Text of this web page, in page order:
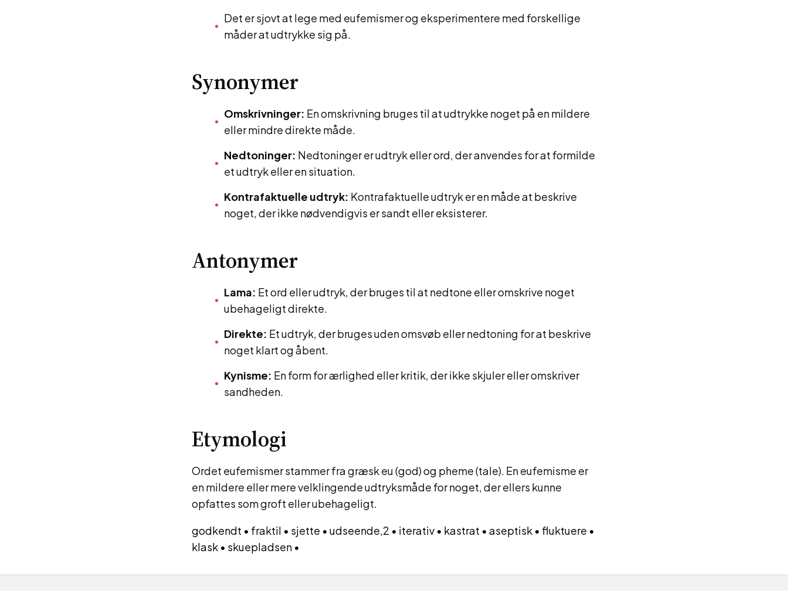
Det er sjovt at lege med eufemismer og eksperimentere med forskellige
måder at udtrykke sig på.
Synonymer
Omskrivninger: En omskrivning bruges til at udtrykke noget på en mildere
eller mindre direkte måde.
Nedtoninger: Nedtoninger er udtryk eller ord, der anvendes for at formilde
et udtryk eller en situation.
Kontrafaktuelle udtryk: Kontrafaktuelle udtryk er en måde at beskrive
noget, der ikke nødvendigvis er sandt eller eksisterer.
Antonymer
Lama: Et ord eller udtryk, der bruges til at nedtone eller omskrive noget
ubehageligt direkte.
Direkte: Et udtryk, der bruges uden omsvøb eller nedtoning for at beskrive
noget klart og åbent.
Kynisme: En form for ærlighed eller kritik, der ikke skjuler eller omskriver
sandheden.
Etymologi
Ordet eufemismer stammer fra græsk eu (god) og pheme (tale). En eufemisme er
en mildere eller mere velklingende udtryksmåde for noget, der ellers kunne
opfattes som groft eller ubehageligt.
godkendt • fraktil • sjette • udseende,2 • iterativ • kastrat • aseptisk • fluktuere •
klask • skuepladsen •